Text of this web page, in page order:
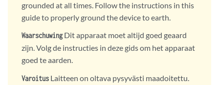
grounded at all times. Follow the instructions in this
guide to properly ground the device to earth.
WaarschuwingDit apparaat moet altijd goed geaard
zijn. Volg de instructies in deze gids om het apparaat
goed te aarden.
Varoitus Laitteen on oltava pysyvästi maadoitettu.